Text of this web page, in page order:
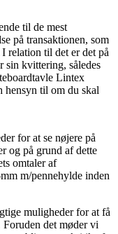
til de mest
på transaktionen, som
relation til det er det på
sin kvittering, således
Lintex
hensyn til om du skal
for at se nøjere på
og på grund af dette
omtaler af
m/pennehylde inden
muligheder for at få
det møder vi